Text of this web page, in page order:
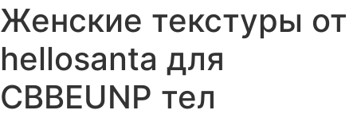
Женские текстуры от
hellosanta для
CBBEUNP тел